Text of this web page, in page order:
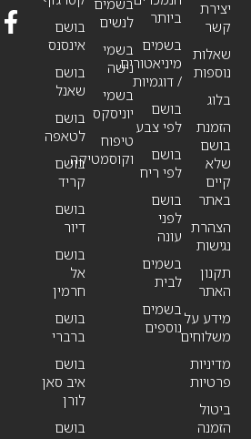
יצירת
קשר
שאלות
נוספות
בלוג
הזמנת
בושם
שלא
קיים
באתר
הצהרת
נגישות
תקנון
האתר
מידע על
משלוחים
מדיניות
פרטיות
ביטול
הזמנה
בשמים
לנשים
בשמי
נישה
בשמי
יוניסקס
טיפוח
וקוסמטיקה
ביותר
בשמים
מיניאטורים
/ דוגמיות
בושם
לפי צבע
בושם
לפי ריח
בושם
לפני
עונה
בשמים
לבית
בשמים
נוספים
בושם
אינסנס
בושם
שאנל
בושם
לטאפה
בושם
קריד
בושם
דיור
בושם
אל
חרמין
בושם
ברברי
בושם
איב סאן
לורן
בושם